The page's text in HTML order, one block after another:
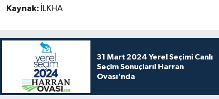
Kaynak: İLKHA
31 Mart 2024 Yerel Seçimi Canlı
Seçim Sonuçları! Harran
Ovası'nda